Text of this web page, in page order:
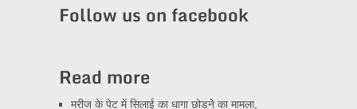
Follow us on facebook
Read more
मरीज के पेट में सिलाई का धागा छोड़ने का मामला,